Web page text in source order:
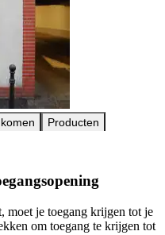
Producten
moet je toegang krijgen tot je
om toegang te krijgen tot